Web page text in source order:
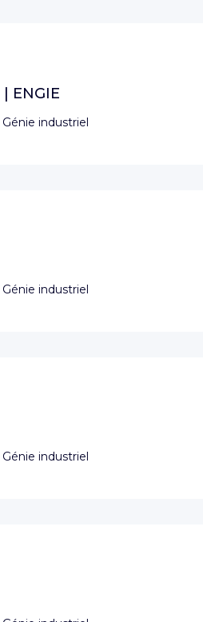
ENGIE
industriel
industriel
industriel